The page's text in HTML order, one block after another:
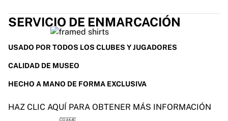
SERVICIO DE ENMARCACIÓN
USADO POR TODOS LOS CLUBES Y JUGADORES
CALIDAD DE MUSEO
HECHO A MANO DE FORMA EXCLUSIVA
HAZ CLIC AQUÍ PARA OBTENER MÁS INFORMACIÓN